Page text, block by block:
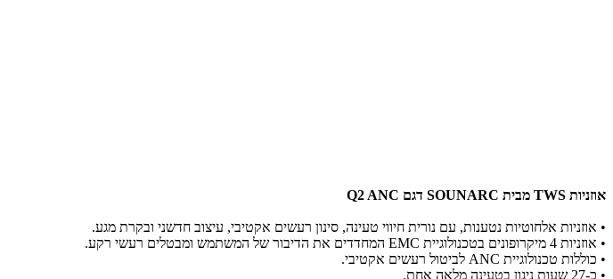
אוזניות TWS מבית SOUNARC דגם Q2 ANC
• אוזניות אלחוטיות נטענות, עם נורית חיווי טעינה, סינון רעשים אקטיבי, עיצוב חדשני ובקרת מגע.
• אוזניות 4 מיקרופונים בטכנולוגיית EMC המחדדים את הדיבור של המשתמש ומבטלים רעשי רקע.
• כוללות טכנולוגיית ANC לביטול רעשים אקטיבי.
• כ-27 שעות ניגון בטעינה מלאה אחת.